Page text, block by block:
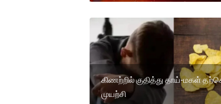
கிணற்றில் குதித்து தாய்-மகள்
முயற்சி